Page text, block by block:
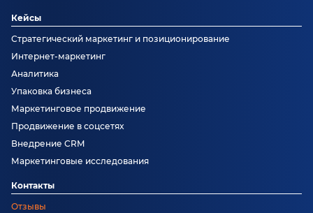
Кейсы
Стратегический маркетинг и позиционирование
Интернет-маркетинг
Аналитика
Упаковка бизнеса
Маркетинговое продвижение
Продвижение в соцсетях
Внедрение CRM
Маркетинговые исследования
Контакты
Отзывы